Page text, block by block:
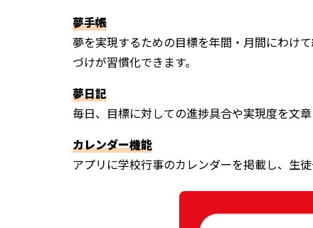
夢手帳
夢を実現するための目標を年間・月間にわけ
づけが習慣化できます。
夢日記
毎日、目標に対しての進捗具合や実現度を文
カレンダー機能
アプリに学校行事のカレンダーを掲載し、生